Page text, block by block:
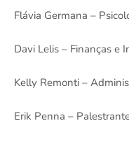
Flávia Germana –
Davi Lelis – Finanças e
Kelly Remonti –
Erik Penna –